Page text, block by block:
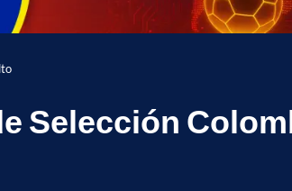
Selección